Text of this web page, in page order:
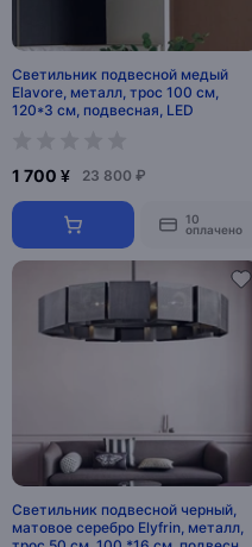
Светильник подвесной медый
Elavore, металл, трос 100 см,
120*3 см, подвесная, LED
1 700 ¥ 23 800 ₽
10
оплачено
Светильник подвесной черный,
матовое серебро Elyfrin, металл,